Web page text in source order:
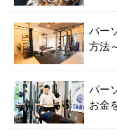
パー
方法
パー
お金